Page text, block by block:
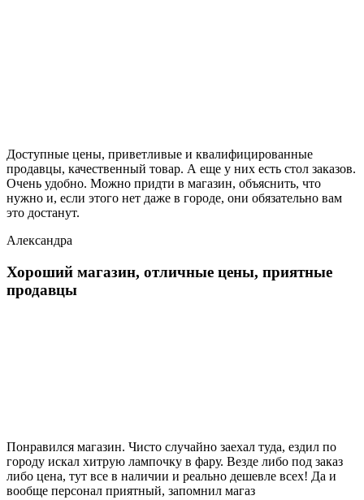
Доступные цены, приветливые и квалифицированные
продавцы, качественный товар. А еще у них есть стол заказов.
Очень удобно. Можно придти в магазин, объяснить, что
нужно и, если этого нет даже в городе, они обязательно вам
это достанут.
Александра
Хороший магазин, отличные цены, приятные
продавцы
Понравился магазин. Чисто случайно заехал туда, ездил по
городу искал хитрую лампочку в фару. Везде либо под заказ
либо цена, тут все в наличии и реально дешевле всех! Да и
вообще персонал приятный, запомнил магаз